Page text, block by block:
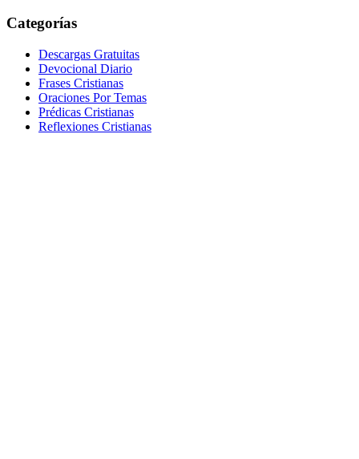
Categorías
Descargas Gratuitas
Devocional Diario
Frases Cristianas
Oraciones Por Temas
Prédicas Cristianas
Reflexiones Cristianas